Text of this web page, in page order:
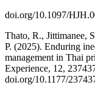
doi.org/10.1097/
Thato, R., Jittimanee,
P. (2025). Enduring
management in Thai
Experience, 12,
doi.org/10.1177/